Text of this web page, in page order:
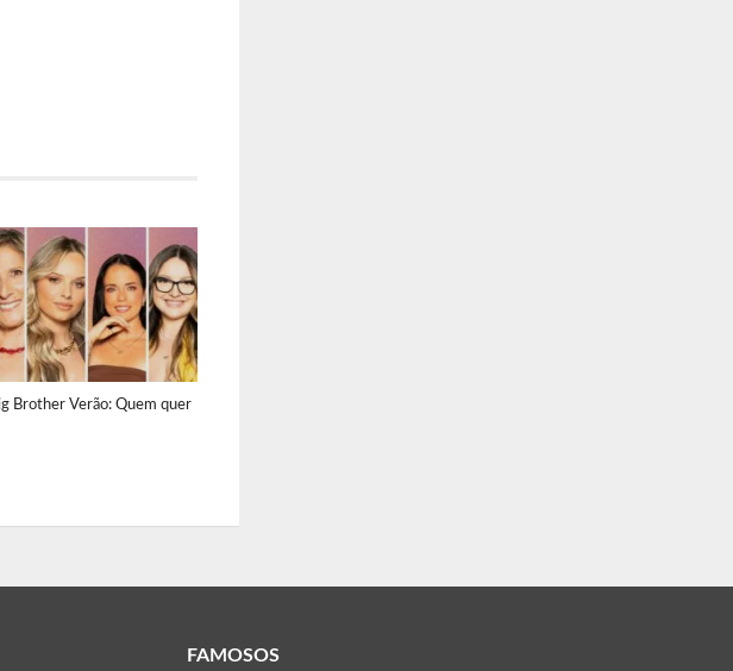
Brother Verão: Quem quer
FAMOSOS